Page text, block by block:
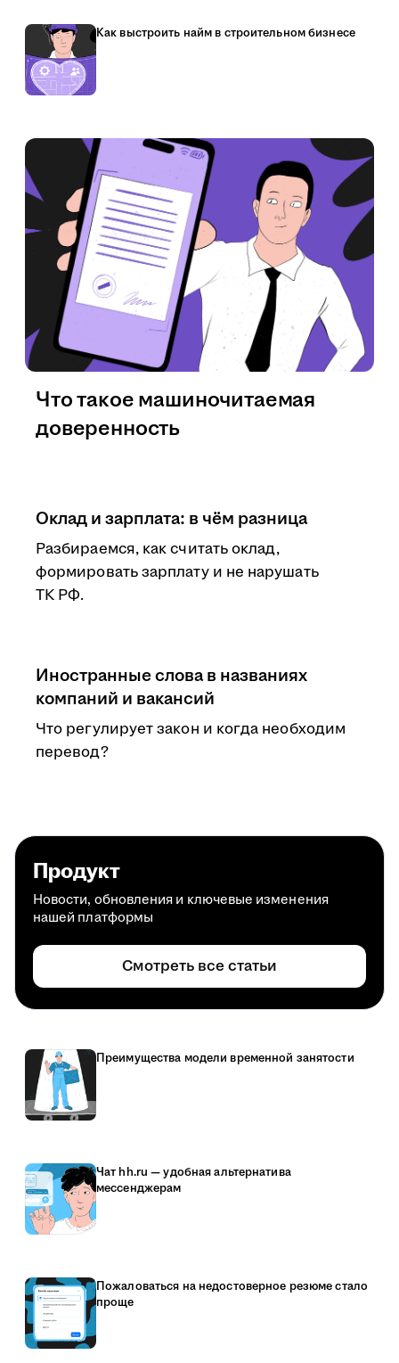
Как выстроить найм в строительном бизнесе
Оклад и зарплата: в чём разница
Разбираемся, как считать оклад,
формировать зарплату и не нарушать
ТК РФ.
Иностранные слова в названиях
компаний и вакансий
Что регулирует закон и когда необходим
перевод?
Что такое машиночитаемая
доверенность
Продукт
Новости, обновления и ключевые изменения
нашей платформы
Смотреть все статьи
Преимущества модели временной занятости
Чат hh.ru — удобная альтернатива
мессенджерам
Пожаловаться на недостоверное резюме стало
проще